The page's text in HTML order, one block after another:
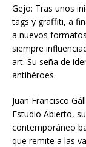
Gejo: Tras unos
tags y graffiti, a
a nuevos
siempre
art. Su seña de
antihéroes.
Juan Francisco
Estudio Abierto,
contemporáneo
que remite a las